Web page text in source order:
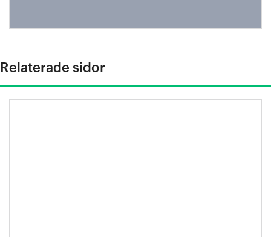
Relaterade sidor